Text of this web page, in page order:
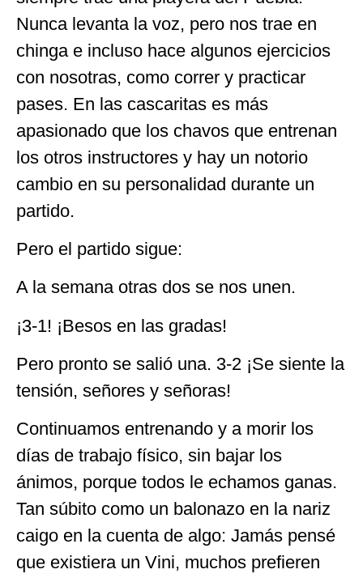
Nunca levanta la voz, pero nos trae en
chinga e incluso hace algunos ejercicios
con nosotras, como correr y practicar
pases. En las cascaritas es más
apasionado que los chavos que entrenan
los otros instructores y hay un notorio
cambio en su personalidad durante un
partido.
Pero el partido sigue:
A la semana otras dos se nos unen.
¡3-1! ¡Besos en las gradas!
Pero pronto se salió una. 3-2 ¡Se siente la
tensión, señores y señoras!
Continuamos entrenando y a morir los
días de trabajo físico, sin bajar los
ánimos, porque todos le echamos ganas.
Tan súbito como un balonazo en la nariz
caigo en la cuenta de algo: Jamás pensé
que existiera un Vini, muchos prefieren